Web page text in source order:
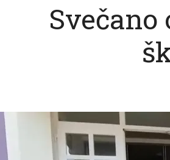
Svečano